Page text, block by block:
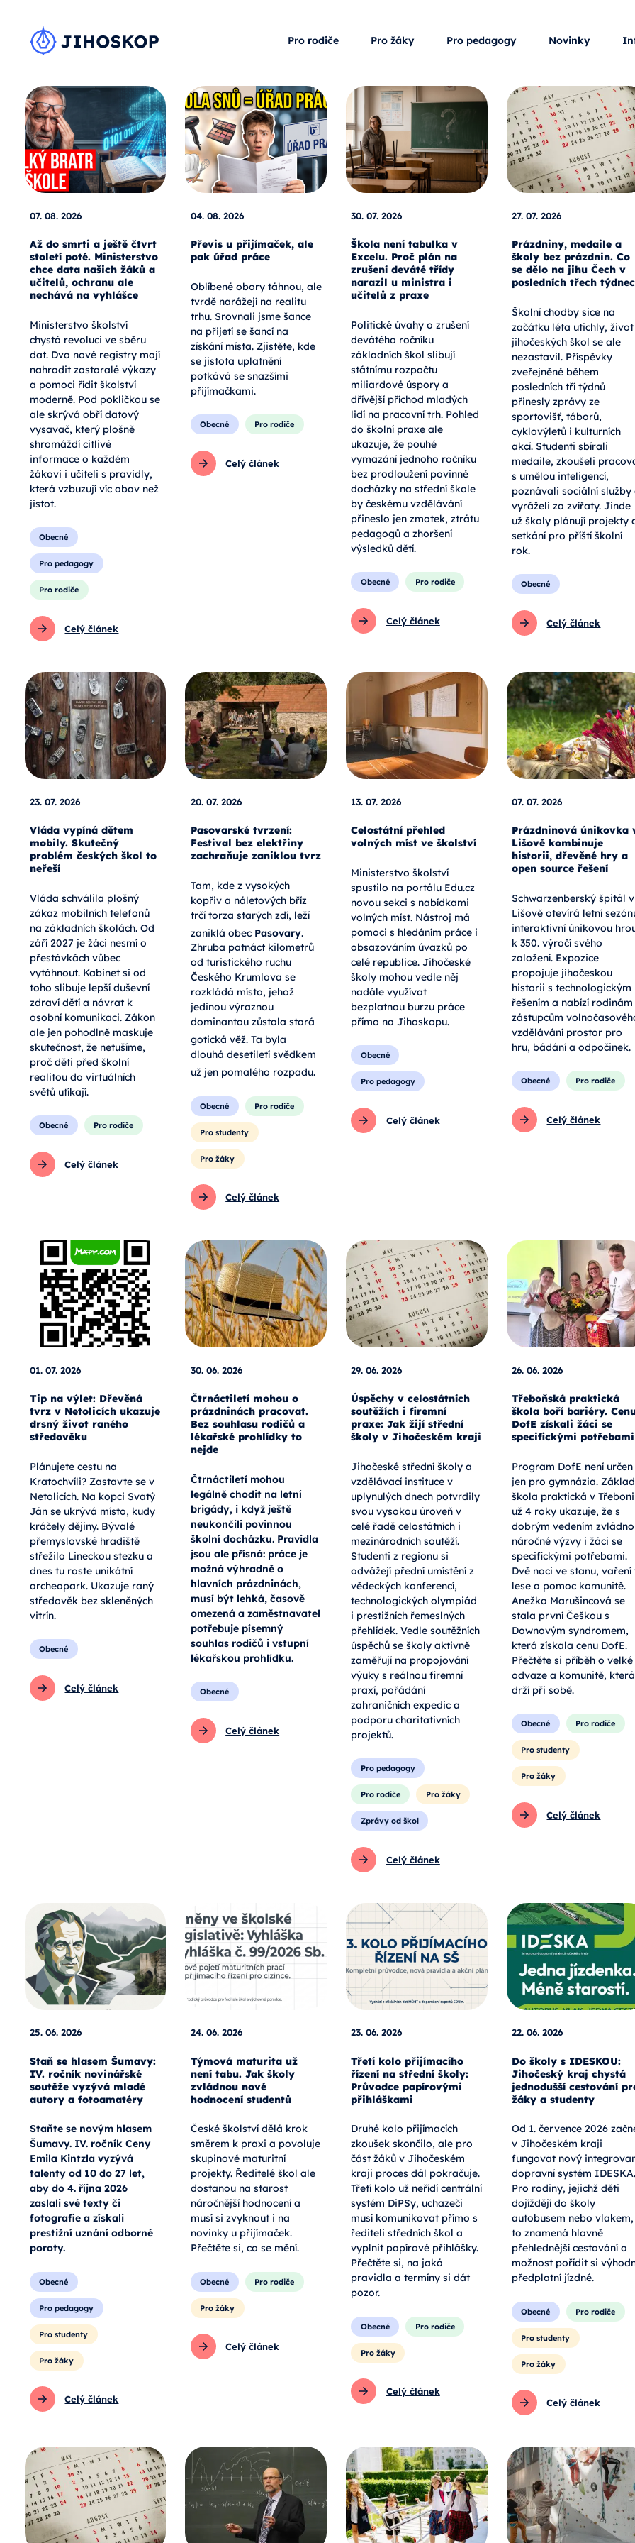
Pro rodiče Pro žáky Pro pedagogy Novinky
07. 08. 2026
Až do smrti a ještě čtvrt
století poté. Ministerstvo
chce data našich žáků a
učitelů, ochranu ale
nechává na vyhlášce
Ministerstvo školství
chystá revoluci ve sběru
dat. Dva nové registry mají
nahradit zastaralé výkazy
a pomoci řídit školství
moderně. Pod pokličkou se
ale skrývá obří datový
vysavač, který plošně
shromáždí citlivé
informace o každém
žákovi i učiteli s pravidly,
která vzbuzují víc obav než
jistot.
Obecné
Pro pedagogy
Pro rodiče
Celý článek
04. 08. 2026
Převis u přijímaček, ale
pak úřad práce
Oblíbené obory táhnou, ale
tvrdě narážejí na realitu
trhu. Srovnali jsme šance
na přijetí se šancí na
získání místa. Zjistěte, kde
se jistota uplatnění
potkává se snazšími
přijímačkami.
Obecné Pro rodiče
Celý článek
30. 07. 2026
Škola není tabulka v
Excelu. Proč plán na
zrušení deváté třídy
narazil u ministra i
učitelů z praxe
Politické úvahy o zrušení
devátého ročníku
základních škol slibují
státnímu rozpočtu
miliardové úspory a
dřívější příchod mladých
lidí na pracovní trh. Pohled
do školní praxe ale
ukazuje, že pouhé
vymazání jednoho ročníku
bez prodloužení povinné
docházky na střední škole
by českému vzdělávání
přineslo jen zmatek, ztrátu
pedagogů a zhoršení
výsledků dětí.
Obecné Pro rodiče
Celý článek
27. 07. 2026
Prázdniny, medaile a
školy bez prázdnin. Co
se dělo na jihu Čech v
posledních třech
Školní chodby sice na
začátku léta utichly, život
jihočeských škol se ale
nezastavil. Příspěvky
zveřejněné během
posledních tří týdnů
přinesly zprávy ze
sportovišť, táborů,
cyklovýletů i kulturních
akcí. Studenti sbírali
medaile, zkoušeli
s umělou inteligencí,
poznávali sociální služby
vyráželi za zvířaty. Jinde
už školy plánují projekty
setkání pro příští školní
rok.
Obecné
Celý článek
23. 07. 2026
Vláda vypíná dětem
mobily. Skutečný
problém českých škol to
neřeší
Vláda schválila plošný
zákaz mobilních telefonů
na základních školách. Od
září 2027 je žáci nesmí o
přestávkách vůbec
vytáhnout. Kabinet si od
toho slibuje lepší duševní
zdraví dětí a návrat k
osobní komunikaci. Zákon
ale jen pohodlně maskuje
skutečnost, že netušíme,
proč děti před školní
realitou do virtuálních
světů utíkají.
Obecné Pro rodiče
Celý článek
20. 07. 2026
Pasovarské tvrzení:
Festival bez elektřiny
zachraňuje zaniklou tvrz
Tam, kde z vysokých
kopřiv a náletových bříz
trčí torza starých zdí, leží
zaniklá obec Pasovary.
Zhruba patnáct kilometrů
od turistického ruchu
Českého Krumlova se
rozkládá místo, jehož
jedinou výraznou
dominantou zůstala stará
gotická věž. Ta byla
dlouhá desetiletí svědkem
už jen pomalého rozpadu.
Obecné Pro rodiče
Pro studenty
Pro žáky
Celý článek
13. 07. 2026
Celostátní přehled
volných míst ve školství
Ministerstvo školství
spustilo na portálu Edu.cz
novou sekci s nabídkami
volných míst. Nástroj má
pomoci s hledáním práce i
obsazováním úvazků po
celé republice. Jihočeské
školy mohou vedle něj
nadále využívat
bezplatnou burzu práce
přímo na Jihoskopu.
Obecné
Pro pedagogy
Celý článek
07. 07. 2026
Prázdninová únikovka
Lišově kombinuje
historii, dřevěné hry a
open source řešení
Schwarzenberský špitál v
Lišově otevírá letní
interaktivní únikovou
k 350. výročí svého
založení. Expozice
propojuje jihočeskou
historii s technologickým
řešením a nabízí
zástupcům
vzdělávání prostor pro
hru, bádání a odpočinek.
Obecné Pro rodiče
Celý článek
01. 07. 2026
Tip na výlet: Dřevěná
tvrz v Netolicích ukazuje
drsný život raného
středověku
Plánujete cestu na
Kratochvíli? Zastavte se v
Netolicích. Na kopci Svatý
Ján se ukrývá místo, kudy
kráčely dějiny. Bývalé
přemyslovské hradiště
střežilo Lineckou stezku a
dnes tu roste unikátní
archeopark. Ukazuje raný
středověk bez skleněných
vitrín.
Obecné
Celý článek
30. 06. 2026
Čtrnáctiletí mohou o
prázdninách pracovat.
Bez souhlasu rodičů a
lékařské prohlídky to
nejde
Čtrnáctiletí mohou
legálně chodit na letní
brigády, i když ještě
neukončili povinnou
školní docházku. Pravidla
jsou ale přísná: práce je
možná výhradně o
hlavních prázdninách,
musí být lehká, časově
omezená a zaměstnavatel
potřebuje písemný
souhlas rodičů i vstupní
lékařskou prohlídku.
Obecné
Celý článek
29. 06. 2026
Úspěchy v celostátních
soutěžích i firemní
praxe: Jak žijí střední
školy v Jihočeském kraji
Jihočeské střední školy a
vzdělávací instituce v
uplynulých dnech potvrdily
svou vysokou úroveň v
celé řadě celostátních i
mezinárodních soutěží.
Studenti z regionu si
odvážejí přední umístění z
vědeckých konferencí,
technologických olympiád
i prestižních řemeslných
přehlídek. Vedle soutěžních
úspěchů se školy aktivně
zaměřují na propojování
výuky s reálnou firemní
praxí, pořádání
zahraničních expedic a
podporu charitativních
projektů.
Pro pedagogy
Pro rodiče Pro žáky
Zprávy od škol
Celý článek
26. 06. 2026
Třeboňská praktická
škola boří bariéry.
DofE získali žáci se
specifickými potřebami
Program DofE není určen
jen pro gymnázia.
škola praktická v Třeboni
už 4 roky ukazuje, že s
dobrým vedením
náročné výzvy i žáci se
specifickými potřebami.
Dvě noci ve stanu, vaření
lese a pomoc komunitě.
Anežka Marušincová se
stala první Češkou s
Downovým syndromem,
která získala cenu DofE.
Přečtěte si příběh o velké
odvaze a komunitě, která
drží při sobě.
Obecné Pro rodiče
Pro studenty
Pro žáky
Celý článek
25. 06. 2026
Staň se hlasem Šumavy:
IV. ročník novinářské
soutěže vyzývá mladé
autory a fotoamatéry
Staňte se novým hlasem
Šumavy. IV. ročník Ceny
Emila Kintzla vyzývá
talenty od 10 do 27 let,
aby do 4. října 2026
zaslali své texty či
fotografie a získali
prestižní uznání odborné
poroty.
Obecné
Pro pedagogy
Pro studenty
Pro žáky
Celý článek
24. 06. 2026
Týmová maturita už
není tabu. Jak školy
zvládnou nové
hodnocení studentů
České školství dělá krok
směrem k praxi a povoluje
skupinové maturitní
projekty. Ředitelé škol ale
dostanou na starost
náročnější hodnocení a
musí si zvyknout i na
novinky u přijímaček.
Přečtěte si, co se mění.
Obecné Pro rodiče
Pro žáky
Celý článek
23. 06. 2026
Třetí kolo přijímacího
řízení na střední školy:
Průvodce papírovými
přihláškami
Druhé kolo přijímacích
zkoušek skončilo, ale pro
část žáků v Jihočeském
kraji proces dál pokračuje.
Třetí kolo už neřídí centrální
systém DiPSy, uchazeči
musí komunikovat přímo s
řediteli středních škol a
vyplnit papírové přihlášky.
Přečtěte si, na jaká
pravidla a termíny si dát
pozor.
Obecné Pro rodiče
Pro žáky
Celý článek
22. 06. 2026
Do školy s IDESKOU:
Jihočeský kraj chystá
jednodušší cestování
žáky a studenty
Od 1. července 2026
v Jihočeském kraji
fungovat nový
dopravní systém IDESKA.
Pro rodiny, jejichž děti
dojíždějí do školy
autobusem nebo vlakem,
to znamená hlavně
přehlednější cestování a
možnost pořídit si
předplatní jízdné.
Obecné Pro rodiče
Pro studenty
Pro žáky
Celý článek